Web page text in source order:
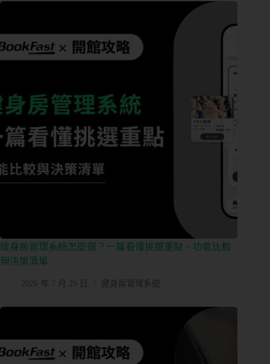
健身房管理系統怎麼選？一篇看懂挑選重點、功能比較
與決策清單
2026 年 7 月 29 日 健身房管理系統